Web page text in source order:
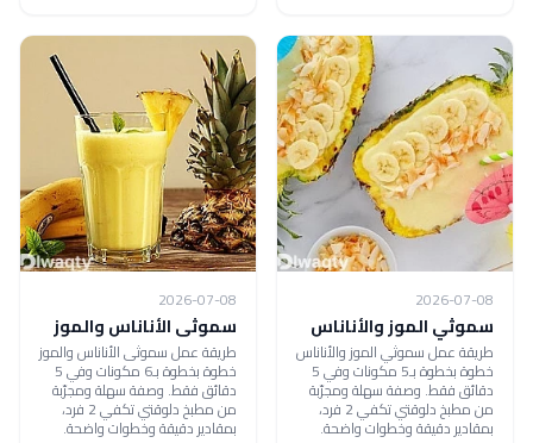
2026-07-08
سموثي الموز والأناناس
طريقة عمل سموثي الموز والأناناس
خطوة بخطوة بـ5 مكونات وفي 5
دقائق فقط. وصفة سهلة ومجرّبة
من مطبخ دلوقتي تكفي 2 فرد،
بمقادير دقيقة وخطوات واضحة.
2026-07-08
سموثى الأناناس والموز
طريقة عمل سموثى الأناناس والموز
خطوة بخطوة بـ6 مكونات وفي 5
دقائق فقط. وصفة سهلة ومجرّبة
من مطبخ دلوقتي تكفي 2 فرد،
بمقادير دقيقة وخطوات واضحة.